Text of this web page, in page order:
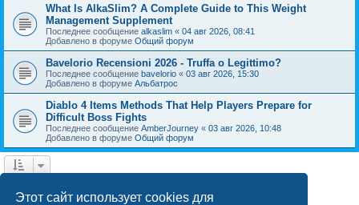
Этот сайт использует cookies для
What Is AlkaSlim? A Complete Guide to This Weight
Management Supplement
Последнее сообщение alkaslim « 04 авг 2026, 08:41
Добавлено в форуме Общий форум
Bavelorio Recensioni 2026 - Truffa o Legittimo?
Последнее сообщение bavelorio « 03 авг 2026, 15:30
Добавлено в форуме Альбатрос
Diablo 4 Items Methods That Help Players Prepare for
Difficult Boss Fights
Последнее сообщение AmberJourney « 03 авг 2026, 10:48
Добавлено в форуме Общий форум